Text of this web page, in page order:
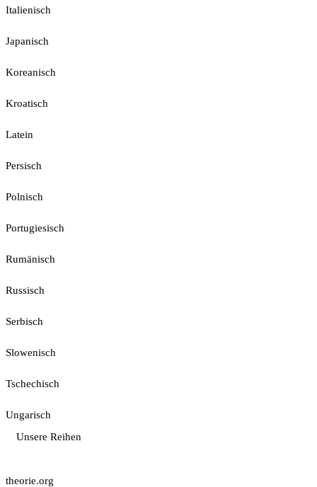
Italienisch
Japanisch
Koreanisch
Kroatisch
Latein
Persisch
Polnisch
Portugiesisch
Rumänisch
Russisch
Serbisch
Slowenisch
Tschechisch
Ungarisch
Unsere Reihen
theorie.org